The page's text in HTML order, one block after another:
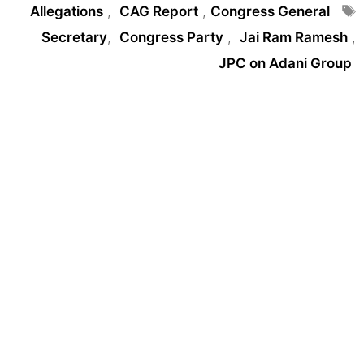
Tags
Allegations , CAG Report , Congress General
Secretary, Congress Party , Jai Ram Ramesh ,
JPC on Adani Group